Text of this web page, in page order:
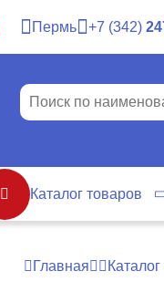
Пермь 7 342
Каталог товаров
Главная